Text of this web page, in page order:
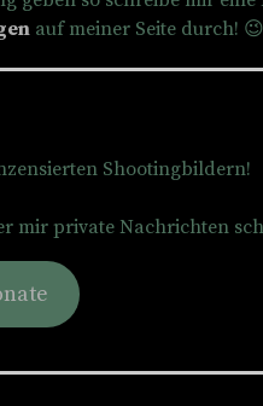
auf meiner Seite durch! 😉
Shootingbildern!
mir private Nachrichten